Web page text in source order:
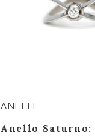
ANELLI
Anello Saturno: